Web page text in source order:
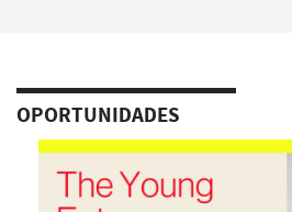
OPORTUNIDADES